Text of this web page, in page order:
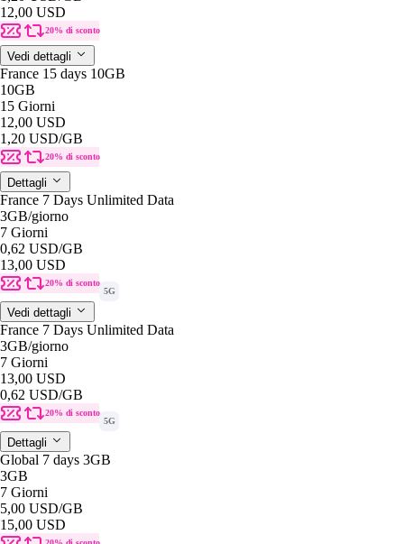
12,00 USD
20% di sconto
Vedi dettagli
France 15 days 10GB
10GB
15 Giorni
12,00 USD
1,20 USD/GB
20% di sconto
Dettagli
France 7 Days Unlimited Data
3GB/giorno
7 Giorni
0,62 USD/GB
13,00 USD
20% di sconto
5G
Vedi dettagli
France 7 Days Unlimited Data
3GB/giorno
7 Giorni
13,00 USD
0,62 USD/GB
20% di sconto
5G
Dettagli
Global 7 days 3GB
3GB
7 Giorni
5,00 USD/GB
15,00 USD